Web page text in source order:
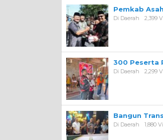
Pemkab
Di Daerah 2,399
300 Peserta
Di Daerah 2,299
Bangun
Di Daerah 1,880